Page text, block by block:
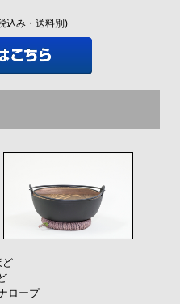
込み・送料別)
ど
ロープ